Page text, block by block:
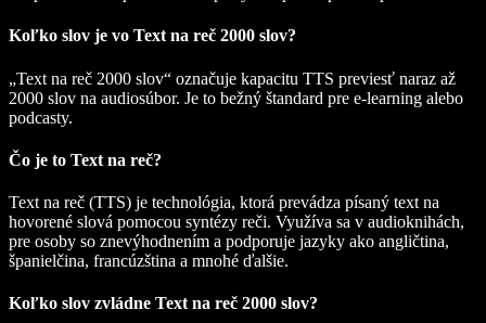
Koľko slov je vo Text na reč 2000 slov?
„Text na reč 2000 slov“ označuje kapacitu TTS previesť naraz až
2000 slov na audiosúbor. Je to bežný štandard pre e‑learning alebo
podcasty.
Čo je to Text na reč?
Text na reč (TTS) je technológia, ktorá prevádza písaný text na
hovorené slová pomocou syntézy reči. Využíva sa v audioknihách,
pre osoby so znevýhodnením a podporuje jazyky ako angličtina,
španielčina, francúzština a mnohé ďalšie.
Koľko slov zvládne Text na reč 2000 slov?